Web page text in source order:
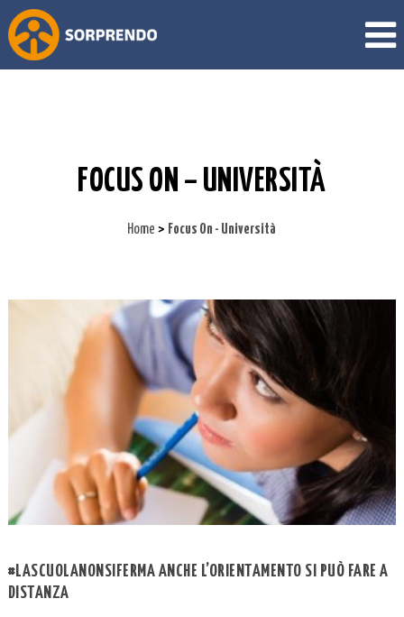
FOCUS ON – UNIVERSITÀ
Home > Focus On - Università
#LASCUOLANONSIFERMA ANCHE L’ORIENTAMENTO SI PUÒ FARE A
DISTANZA